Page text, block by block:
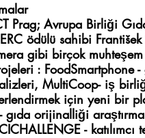
Prag; Avrupa Birliği
ödülü sahibi
gibi birçok
: FoodSmartphone
MultiCoop- iş
için yeni bir
gıda orijinalliği
-